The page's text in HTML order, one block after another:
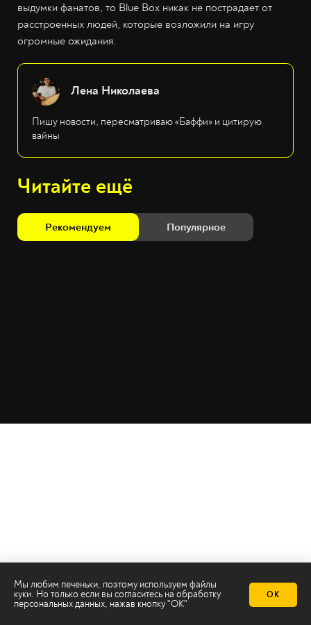
выдумки фанатов, то Blue Box никак не пострадает от
расстроенных людей, которые возложили на игру
огромные ожидания.
Лена Николаева
Пишу новости, пересматриваю «Баффи» и цитирую
вайны
Читайте ещё
Рекомендуем Популярное
Мы любим печеньки, поэтому используем файлы
куки. Но только если вы согласитесь на обработку
персональных данных, нажав кнопку "ОК"
ОК